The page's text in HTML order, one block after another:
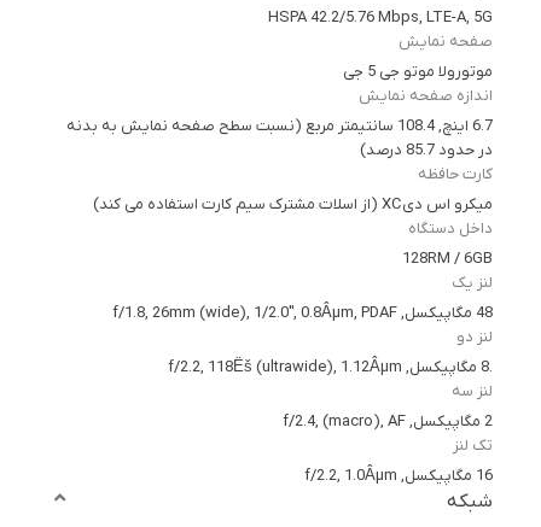
HSPA 42.2/5.76 Mbps, LTE-A, 5G
صفحه نمایش
موتورولا موتو جی 5 جی
اندازه صفحه نمایش
6.7 اینچ, 108.4 سانتیمتر مربع (نسبت سطح صفحه نمایش به بدنه
در حدود 85.7 درصد)
کارت حافظه
میکرو اس دیXC (از اسلات مشترک سیم کارت استفاده می کند)
داخل دستگاه
128RM / 6GB
لنز یک
48 مگاپیکسل, f/1.8, 26mm (wide), 1/2.0", 0.8Âµm, PDAF
لنز دو
.8 مگاپیکسل, f/2.2, 118Ëš (ultrawide), 1.12Âµm
لنز سه
2 مگاپیکسل, f/2.4, (macro), AF
تک لنز
16 مگاپیکسل, f/2.2, 1.0Âµm
شبکه